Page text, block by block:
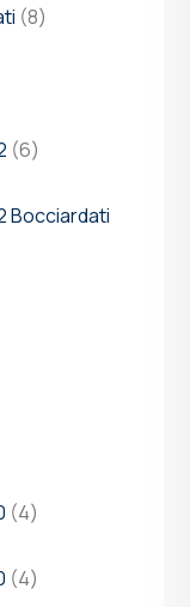
8
6
Bocciardati
4
4